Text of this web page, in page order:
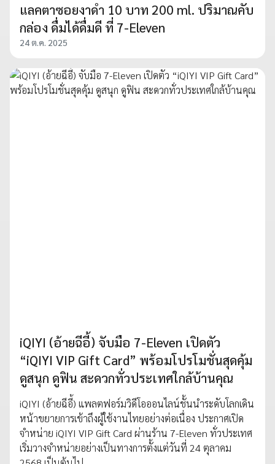
แลคตาซอยงาดำ 10 บาท 200 ml. ปริมาณคับ
กล่อง ดื่มได้ดื่มดี ที่ 7-Eleven
24 ต.ค. 2025
iQIYI (อ้ายฉีอี้) จับมือ 7-Eleven เปิดตัว
“iQIYI VIP Gift Card” พร้อมโปรโมชั่นสุดคุ้ม
ดูสนุก ดูฟิน สะดวกทั่วประเทศใกล้บ้านคุณ
iQIYI (อ้ายฉีอี้) แพลตฟอร์มวิดีโอออนไลน์ชั้นนำระดับโลกเดิน
หน้าขยายการเข้าถึงผู้ใช้งานไทยอย่างต่อเนื่อง ประกาศเปิด
จำหน่าย iQIYI VIP Gift Card ผ่านร้าน 7-Eleven ทั่วประเทศ
เริ่มวางจำหน่ายอย่างเป็นทางการตั้งแต่วันที่ 24 ตุลาคม